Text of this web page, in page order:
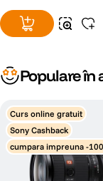
Populare în
Curs online gratuit
Sony Cashback
cumpara impreuna -
scount obiective